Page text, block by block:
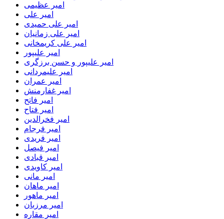
امیر عظیمی
امیر علی
امیر علی حمیدی
امیر علی زمانیان
امیر علی کریمخانی
امیر علیپور
امیر علیپور و حسن برزگری
امیر علیمردانی
امیر عمران
امیر غفارمنش
امیر فاتح
امیر فتاح
امیر فخرالدین
امیر فرجام
امیر فریدی
امیر فیصل
امیر قبادی
امیر کاویدی
امیر مانی
امیر ماهان
امیر ماهور
امیر مرزبان
امیر مقاره